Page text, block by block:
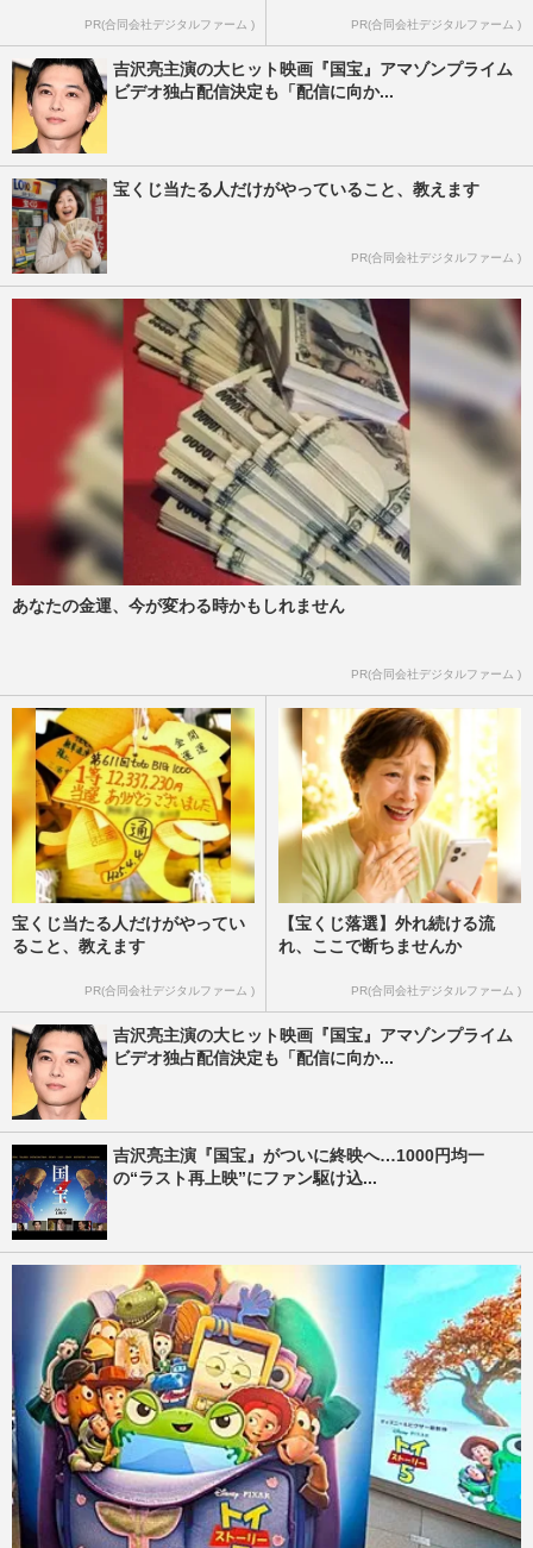
PR(合同会社デジタルファーム ) PR(合同会社デジタルファーム )
吉沢亮主演の大ヒット映画『国宝』アマゾンプライム
ビデオ独占配信決定も「配信に向か...
宝くじ当たる人だけがやっていること、教えます
PR(合同会社デジタルファーム )
あなたの金運、今が変わる時かもしれません
PR(合同会社デジタルファーム )
宝くじ当たる人だけがやってい
ること、教えます
PR(合同会社デジタルファーム )
【宝くじ落選】外れ続ける流
れ、ここで断ちませんか
PR(合同会社デジタルファーム )
吉沢亮主演の大ヒット映画『国宝』アマゾンプライム
ビデオ独占配信決定も「配信に向か...
吉沢亮主演『国宝』がついに終映へ…1000円均一
の“ラスト再上映”にファン駆け込...